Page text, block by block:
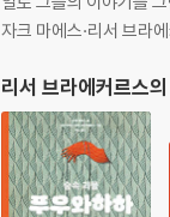
자크 마에스·리서 브라
리서 브라에커르스